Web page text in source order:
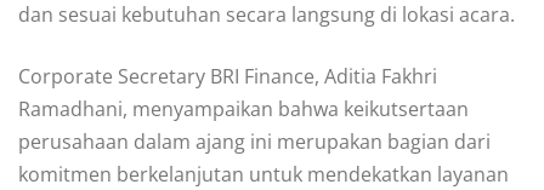
dan sesuai kebutuhan secara langsung di lokasi acara.
Corporate Secretary BRI Finance, Aditia Fakhri
Ramadhani, menyampaikan bahwa keikutsertaan
perusahaan dalam ajang ini merupakan bagian dari
komitmen berkelanjutan untuk mendekatkan layanan